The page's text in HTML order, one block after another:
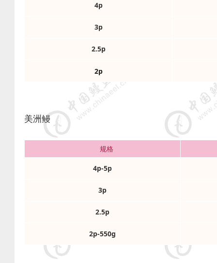
4p
3p
2.5p
2p
美洲鳗
规格
4p-5p
3p
2.5p
2p-550g